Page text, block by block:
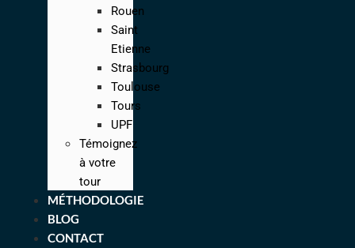
Rouen
Saint
Etienne
Strasbourg
Toulouse
Tours
UPF
Témoignez
à votre
tour
MÉTHODOLOGIE
BLOG
CONTACT